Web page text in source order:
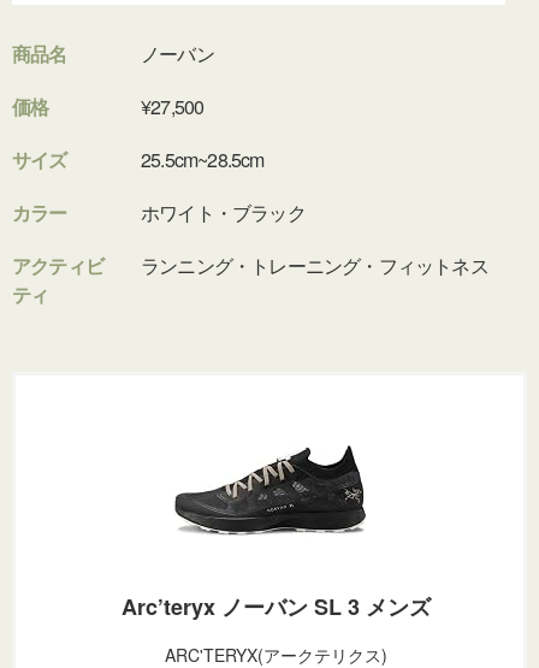
商品名
ノーバン
価格
¥27,500
サイズ
25.5cm~28.5cm
カラー
ホワイト・ブラック
アクティビ
ティ
ランニング・トレーニング・フィットネス
Arc’teryx ノーバン SL 3 メンズ
ARC'TERYX(アークテリクス)